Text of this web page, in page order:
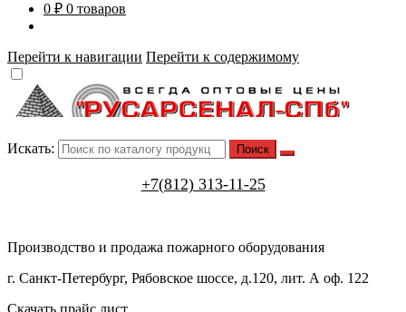
0 ₽ 0 товаров
Перейти к навигации Перейти к содержимому
Искать:
+7(812) 313-11-25
Производство и продажа пожарного оборудования
г. Санкт-Петербург, Рябовское шоссе, д.120, лит. А оф. 122
Скачать прайс лист